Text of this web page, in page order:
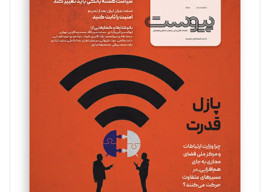
تحریریه
مینا پاکدل
یسنا امان‌پور
تحریریه
ملینا جعفری
تحریریه